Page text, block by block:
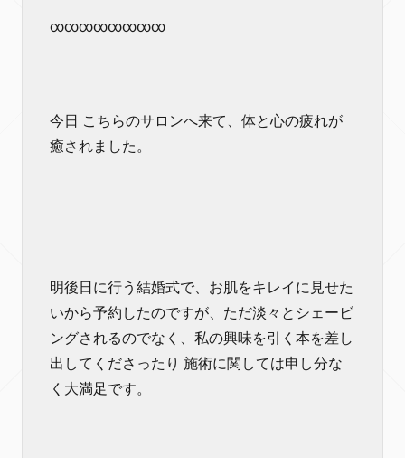
∞∞∞∞∞∞∞∞
今日 こちらのサロンへ来て、体と心の疲れが
癒されました。
明後日に行う結婚式で、お肌をキレイに見せた
いから予約したのですが、ただ淡々とシェービ
ングされるのでなく、私の興味を引く本を差し
出してくださったり 施術に関しては申し分な
く大満足です。